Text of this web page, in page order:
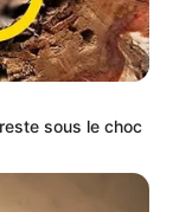
sous le choc